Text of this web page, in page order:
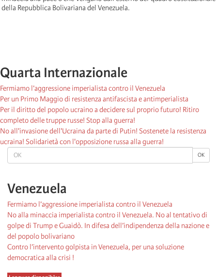
OK OK
Venezuela
Fermiamo l’aggressione imperialista contro il Venezuela
No alla minaccia imperialista contro il Venezuela. No al tentativo di
golpe di Trump e Guaidò. In difesa dell’indipendenza della nazione e
del popolo bolivariano
Contro l’intervento golpista in Venezuela, per una soluzione
democratica alla crisi !
della Repubblica Bolivariana del Venezuela.
Quarta Internazionale
Fermiamo l’aggressione imperialista contro il Venezuela
Per un Primo Maggio di resistenza antifascista e antimperialista
Per il diritto del popolo ucraino a decidere sul proprio futuro! Ritiro
completo delle truppe russe! Stop alla guerra!
No all'invasione dell'Ucraina da parte di Putin! Sostenete la resistenza
ucraina! Solidarietà con l'opposizione russa alla guerra!